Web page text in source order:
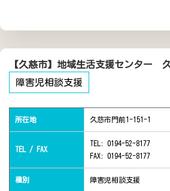
【久慈市】地域生活支援センター
障害児相談支援
所在地 久慈市門前1-151-1
TEL / FAX
TEL: 0194-52-8177
FAX: 0194-52-8177
種別 障害児相談支援